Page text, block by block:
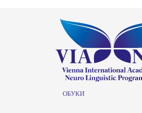
ОБУКИ